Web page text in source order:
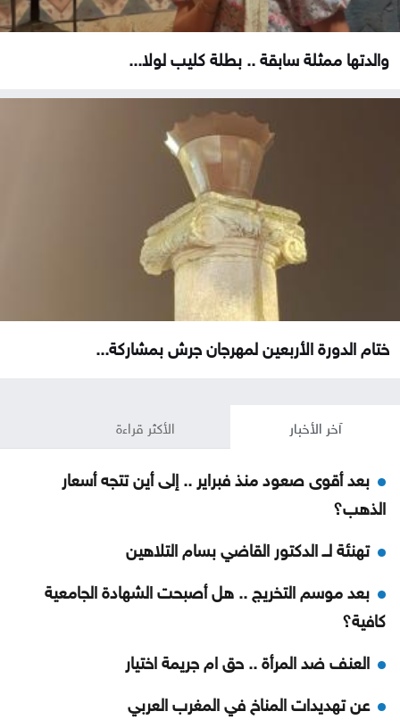
والدتها ممثلة سابقة .. بطلة كليب لولا...
ختام الدورة الأربعين لمهرجان جرش بمشاركة...
آخر الأخبار الأكثر قراءة
بعد أقوى صعود منذ فبراير .. إلى أين تتجه أسعار
الذهب؟
تهنئة لــ الدكتور القاضي بسام التلاهين
بعد موسم التخريج .. هل أصبحت الشهادة الجامعية
كافية؟
العنف ضد المرأة .. حق ام جريمة اختيار
عن تهديدات المناخ في المغرب العربي